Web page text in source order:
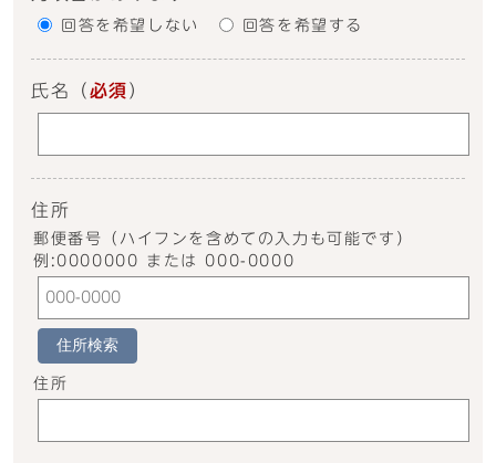
回答を希望しない 回答を希望する
氏名 （ 必須 ）
住所
郵便番号（ハイフンを含めての入力も可能です）
例:0000000 または 000-0000
住所検索
住所